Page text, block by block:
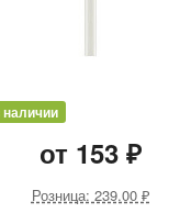
наличии
от 153 ₽
Розница: 239.00 ₽